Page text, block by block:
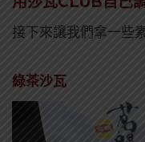
接下來讓我們拿一些
綠茶沙瓦